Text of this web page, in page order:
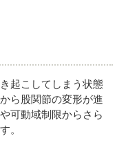
起こしてしまう状態
ら股関節の変形が進
可動域制限からさら
。